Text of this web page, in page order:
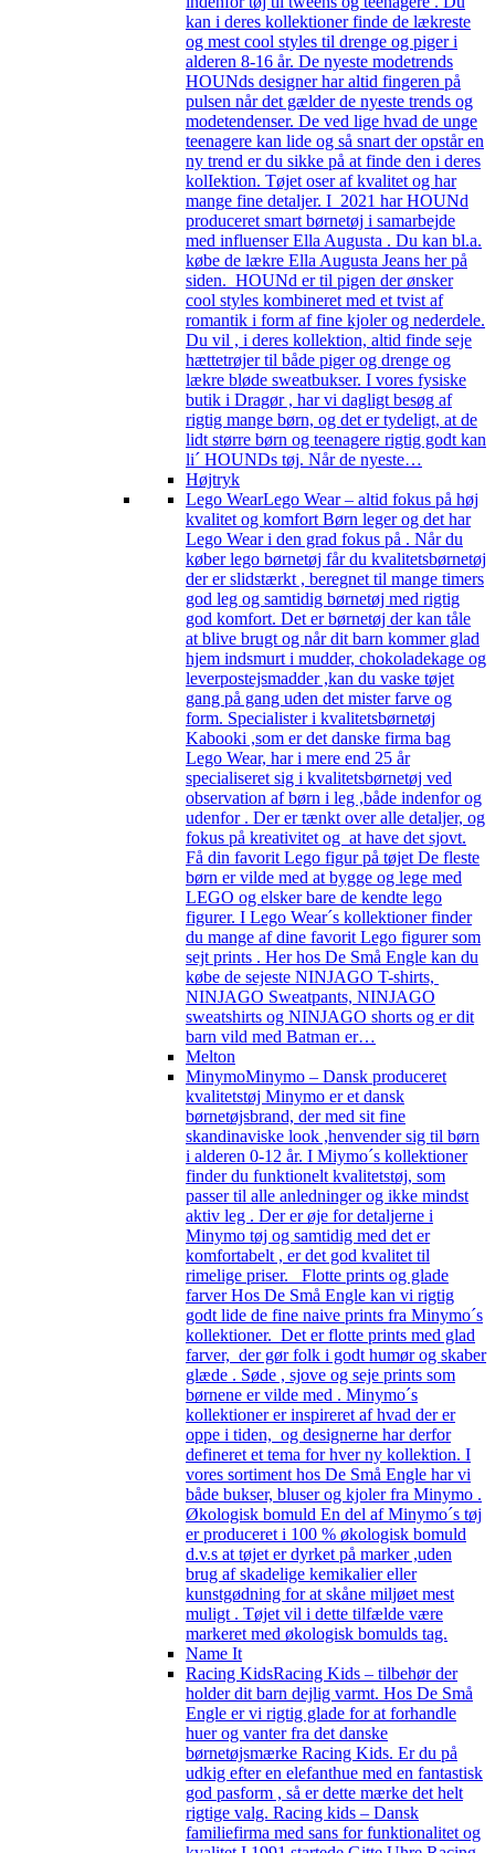
kan i deres kollektioner finde de lækreste
og mest cool styles til drenge og piger i
alderen 8-16 år. De nyeste modetrends
HOUNds designer har altid fingeren på
pulsen når det gælder de nyeste trends og
modetendenser. De ved lige hvad de unge
teenagere kan lide og så snart der opstår en
ny trend er du sikke på at finde den i deres
kolIektion. Tøjet oser af kvalitet og har
mange fine detaljer. I 2021 har HOUNd
produceret smart børnetøj i samarbejde
med influenser Ella Augusta . Du kan bl.a.
købe de lækre Ella Augusta Jeans her på
siden. HOUNd er til pigen der ønsker
cool styles kombineret med et tvist af
romantik i form af fine kjoler og nederdele.
Du vil , i deres kollektion, altid finde seje
hættetrøjer til både piger og drenge og
lækre bløde sweatbukser. I vores fysiske
butik i Dragør , har vi dagligt besøg af
rigtig mange børn, og det er tydeligt, at de
lidt større børn og teenagere rigtig godt kan
li´ HOUNDs tøj. Når de nyeste…
Højtryk
Lego WearLego Wear – altid fokus på høj
kvalitet og komfort Børn leger og det har
Lego Wear i den grad fokus på . Når du
køber lego børnetøj får du kvalitetsbørnetøj
der er slidstærkt , beregnet til mange timers
god leg og samtidig børnetøj med rigtig
god komfort. Det er børnetøj der kan tåle
at blive brugt og når dit barn kommer glad
hjem indsmurt i mudder, chokoladekage og
leverpostejsmadder ,kan du vaske tøjet
gang på gang uden det mister farve og
form. Specialister i kvalitetsbørnetøj
Kabooki ,som er det danske firma bag
Lego Wear, har i mere end 25 år
specialiseret sig i kvalitetsbørnetøj ved
observation af børn i leg ,både indenfor og
udenfor . Der er tænkt over alle detaljer, og
fokus på kreativitet og at have det sjovt.
Få din favorit Lego figur på tøjet De fleste
børn er vilde med at bygge og lege med
LEGO og elsker bare de kendte lego
figurer. I Lego Wear´s kollektioner finder
du mange af dine favorit Lego figurer som
sejt prints . Her hos De Små Engle kan du
købe de sejeste NINJAGO T-shirts,
NINJAGO Sweatpants, NINJAGO
sweatshirts og NINJAGO shorts og er dit
barn vild med Batman er…
Melton
MinymoMinymo – Dansk produceret
kvalitetstøj Minymo er et dansk
børnetøjsbrand, der med sit fine
skandinaviske look ,henvender sig til børn
i alderen 0-12 år. I Miymo´s kollektioner
finder du funktionelt kvalitetstøj, som
passer til alle anledninger og ikke mindst
aktiv leg . Der er øje for detaljerne i
Minymo tøj og samtidig med det er
komfortabelt , er det god kvalitet til
rimelige priser. Flotte prints og glade
farver Hos De Små Engle kan vi rigtig
godt lide de fine naive prints fra Minymo´s
kollektioner. Det er flotte prints med glad
farver, der gør folk i godt humør og skaber
glæde . Søde , sjove og seje prints som
børnene er vilde med . Minymo´s
kollektioner er inspireret af hvad der er
oppe i tiden, og designerne har derfor
defineret et tema for hver ny kollektion. I
vores sortiment hos De Små Engle har vi
både bukser, bluser og kjoler fra Minymo .
Økologisk bomuld En del af Minymo´s tøj
er produceret i 100 % økologisk bomuld
d.v.s at tøjet er dyrket på marker ,uden
brug af skadelige kemikalier eller
kunstgødning for at skåne miljøet mest
muligt . Tøjet vil i dette tilfælde være
markeret med økologisk bomulds tag.
Name It
Racing KidsRacing Kids – tilbehør der
holder dit barn dejlig varmt. Hos De Små
Engle er vi rigtig glade for at forhandle
huer og vanter fra det danske
børnetøjsmærke Racing Kids. Er du på
udkig efter en elefanthue med en fantastisk
god pasform , så er dette mærke det helt
rigtige valg. Racing kids – Dansk
familiefirma med sans for funktionalitet og